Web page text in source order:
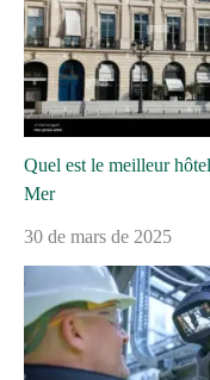
Quel est le meilleur
Mer
30 de mars de 2025